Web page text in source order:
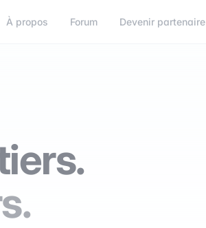
À propos Forum Devenir partenaire